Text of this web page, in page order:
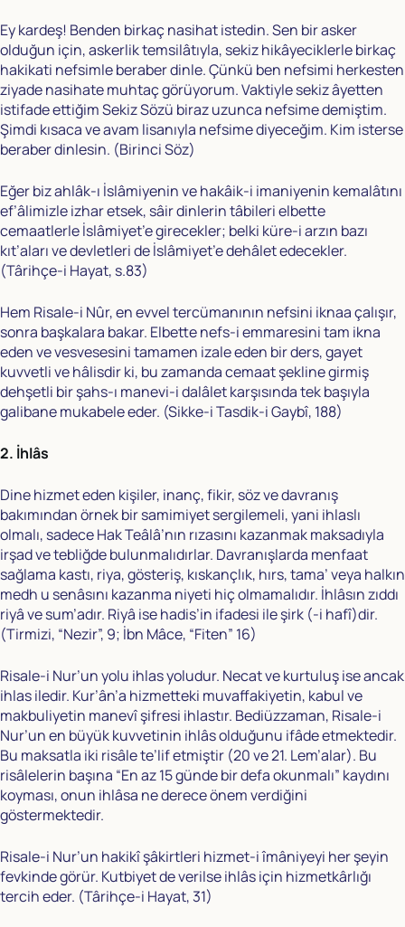
Ey kardeş! Benden birkaç nasihat istedin. Sen bir asker
olduğun için, askerlik temsilâtıyla, sekiz hikâyeciklerle birkaç
hakikati nefsimle beraber dinle. Çünkü ben nefsimi herkesten
ziyade nasihate muhtaç görüyorum. Vaktiyle sekiz âyetten
istifade ettiğim Sekiz Sözü biraz uzunca nefsime demiştim.
Şimdi kısaca ve avam lisanıyla nefsime diyeceğim. Kim isterse
beraber dinlesin. (Birinci Söz)
Eğer biz ahlâk-ı İslâmiyenin ve hakâik-i imaniyenin kemalâtını
ef’âlimizle izhar etsek, sâir dinlerin tâbileri elbette
cemaatlerle İslâmiyet’e girecekler; belki küre-i arzın bazı
kıt’aları ve devletleri de İslâmiyet’e dehâlet edecekler.
(Târihçe-i Hayat, s.83)
Hem Risale-i Nûr, en evvel tercümanının nefsini iknaa çalışır,
sonra başkalara bakar. Elbette nefs-i emmaresini tam ikna
eden ve vesvesesini tamamen izale eden bir ders, gayet
kuvvetli ve hâlisdir ki, bu zamanda cemaat şekline girmiş
dehşetli bir şahs-ı manevi-i dalâlet karşısında tek başıyla
galibane mukabele eder. (Sikke-i Tasdik-i Gaybî, 188)
2. İhlâs
Dine hizmet eden kişiler, inanç, fikir, söz ve davranış
bakımından örnek bir samimiyet sergilemeli, yani ihlaslı
olmalı, sadece Hak Teâlâ’nın rızasını kazanmak maksadıyla
irşad ve tebliğde bulunmalıdırlar. Davranışlarda menfaat
sağlama kastı, riya, gösteriş, kıskançlık, hırs, tama’ veya halkın
medh u senâsını kazanma niyeti hiç olmamalıdır. İhlâsın zıddı
riyâ ve sum’adır. Riyâ ise hadis’in ifadesi ile şirk (-i hafî)dir.
(Tirmizi, “Nezir”, 9; İbn Mâce, “Fiten” 16)
Risale-i Nur’un yolu ihlas yoludur. Necat ve kurtuluş ise ancak
ihlas iledir. Kur’ân’a hizmetteki muvaffakiyetin, kabul ve
makbuliyetin manevî şifresi ihlastır. Bediüzzaman, Risale-i
Nur’un en büyük kuvvetinin ihlâs olduğunu ifâde etmektedir.
Bu maksatla iki risâle te’lif etmiştir (20 ve 21. Lem’alar). Bu
risâlelerin başına “En az 15 günde bir defa okunmalı” kaydını
koyması, onun ihlâsa ne derece önem verdiğini
göstermektedir.
Risale-i Nur’un hakikî şâkirtleri hizmet-i îmâniyeyi her şeyin
fevkinde görür. Kutbiyet de verilse ihlâs için hizmetkârlığı
tercih eder. (Târihçe-i Hayat, 31)